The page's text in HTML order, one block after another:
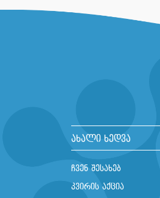
ახალი ხედვა
ჩვენ შესახებ
კვირის აქცია